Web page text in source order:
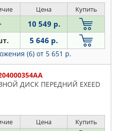
Цена Купить
10 549 р.
5 646 р.
(6) от 5 651 р.
ДИСК ПЕРЕДНИЙ EXEED
Цена Купить